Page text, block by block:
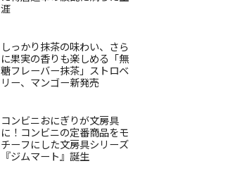
涯
しっかり抹茶の味わい、さら
に果実の香りも楽しめる「無
糖フレーバー抹茶」ストロベ
リー、マンゴー新発売
コンビニおにぎりが文房具
に！コンビニの定番商品をモ
チーフにした文房具シリーズ
『ジムマート』誕生